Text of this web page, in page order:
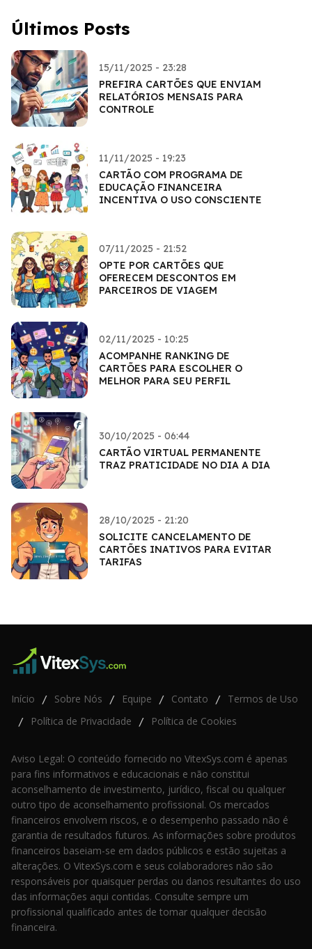
Últimos Posts
15/11/2025 - 23:28
PREFIRA CARTÕES QUE ENVIAM
RELATÓRIOS MENSAIS PARA
CONTROLE
11/11/2025 - 19:23
CARTÃO COM PROGRAMA DE
EDUCAÇÃO FINANCEIRA
INCENTIVA O USO CONSCIENTE
07/11/2025 - 21:52
OPTE POR CARTÕES QUE
OFERECEM DESCONTOS EM
PARCEIROS DE VIAGEM
02/11/2025 - 10:25
ACOMPANHE RANKING DE
CARTÕES PARA ESCOLHER O
MELHOR PARA SEU PERFIL
30/10/2025 - 06:44
CARTÃO VIRTUAL PERMANENTE
TRAZ PRATICIDADE NO DIA A DIA
28/10/2025 - 21:20
SOLICITE CANCELAMENTO DE
CARTÕES INATIVOS PARA EVITAR
TARIFAS
Início / Sobre Nós / Equipe / Contato / Termos de Uso
/ Política de Privacidade / Política de Cookies
Aviso Legal: O conteúdo fornecido no VitexSys.com é apenas
para fins informativos e educacionais e não constitui
aconselhamento de investimento, jurídico, fiscal ou qualquer
outro tipo de aconselhamento profissional. Os mercados
financeiros envolvem riscos, e o desempenho passado não é
garantia de resultados futuros. As informações sobre produtos
financeiros baseiam-se em dados públicos e estão sujeitas a
alterações. O VitexSys.com e seus colaboradores não são
responsáveis por quaisquer perdas ou danos resultantes do uso
das informações aqui contidas. Consulte sempre um
profissional qualificado antes de tomar qualquer decisão
financeira.